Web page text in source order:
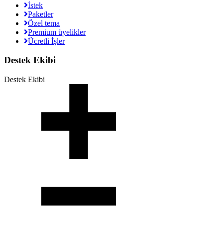
İstek
Paketler
Özel tema
Premium üyelikler
Ücretli İşler
Destek Ekibi
Destek Ekibi